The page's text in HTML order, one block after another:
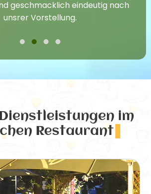
geschmacklich eindeutig nach
unsrer Vorstellung.
im
Restaurant